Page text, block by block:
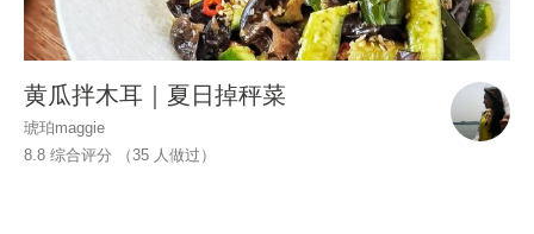
黄瓜拌木耳｜夏日掉秤菜
琥珀maggie
8.8 综合评分 （35 人做过）